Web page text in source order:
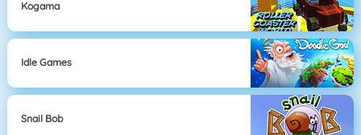
Kogama
Idle Games
Snail Bob